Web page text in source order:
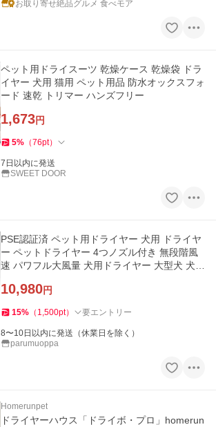
お取り寄せ絶品グルメ 食べモア
ペット用ドライスーツ 乾燥ケース 乾燥袋 ドラ
イヤー 犬用 猫用 ペット用品 防水オックスフォ
ード 速乾 トリマー ハンズフリー
1,673円
5% （76pt）
7日以内に発送
SWEET DOOR
PSE認証済 ペット用ドライヤー 犬用 ドライヤ
ー ペットドライヤー 4つノズル付き 無段階風
速 パワフル大風量 犬用ドライヤー 大型犬 犬
10,980円
15% （ 1,500pt） 要エントリー
8〜10日以内に発送（休業日を除く）
parumuoppa
Homerunpet
ドライヤーハウス「ドライボ・プロ」homerun